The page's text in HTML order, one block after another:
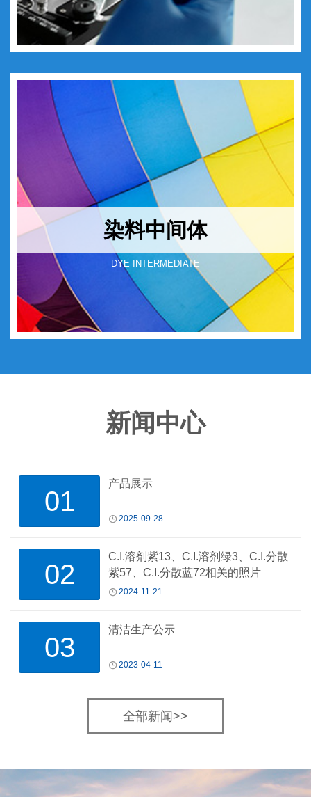
染料中间体
DYE INTERMEDIATE
新闻中心
01
产品展示
2025-09-28
02
C.I.溶剂紫13、C.I.溶剂绿3、C.I.分散
紫57、C.I.分散蓝72相关的照片
2024-11-21
03
清洁生产公示
2023-04-11
全部新闻>>